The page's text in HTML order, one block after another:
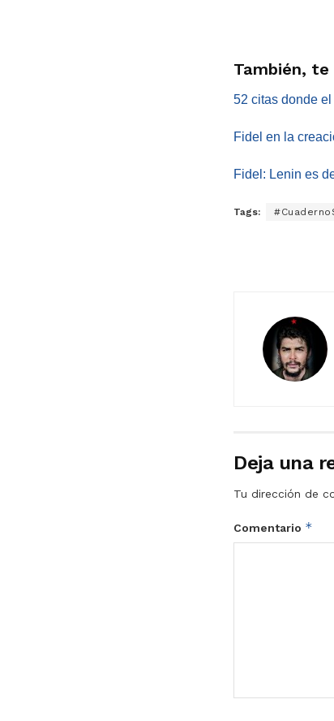
También,
52 citas donde
Fidel en la
Fidel: Lenin es
Tags:
Deja una
Tu dirección de
Comentario *